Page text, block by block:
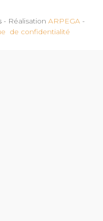
- Réalisation ARPEGA -
de confidentialité